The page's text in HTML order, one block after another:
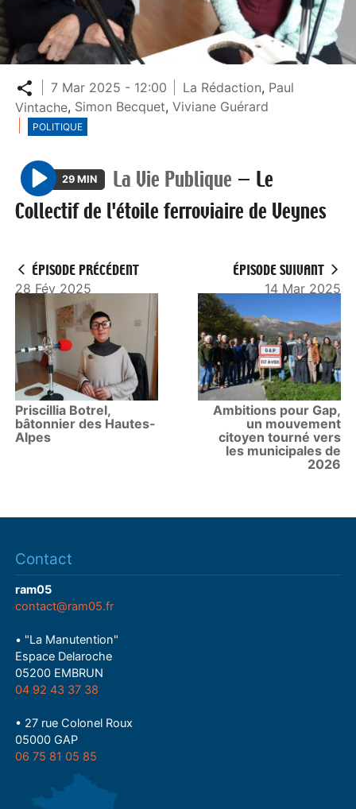
Partager
7 Mar 2025 - 12:00 La Rédaction, Paul
Vintache, Simon Becquet,Viviane Guérard
POLITIQUE
P
l
29 MIN La Vie Publique — Le
Collectif de l'étoile ferroviaire de Veynes
ÉPISODE PRÉCÉDENT
28 Fév 2025
Priscillia Botrel,
bâtonnier des Hautes-
Alpes
ÉPISODE SUIVANT
14 Mar 2025
Ambitions pour Gap,
un mouvement
citoyen tourné vers
les municipales de
2026
Contact
ram05
contact@ram05.fr
• "La Manutention"
Espace Delaroche
05200 EMBRUN
04 92 43 37 38
• 27 rue Colonel Roux
05000 GAP
06 75 81 05 85